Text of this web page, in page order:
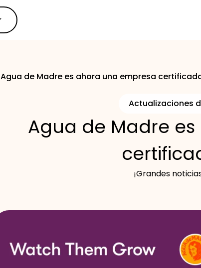
Agua de Madre es ahora una empresa
Actualizaciones
Agua de Madre
¡Grandes